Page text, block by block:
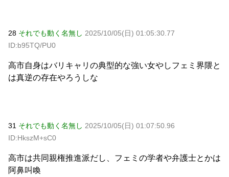
28 それでも動く名無し 2025/10/05(日) 01:05:30.77
ID:b95TQ/PU0
高市自身はバリキャリの典型的な強い女やしフェミ界隈と
は真逆の存在やろうしな
31 それでも動く名無し 2025/10/05(日) 01:07:50.96
ID:HkszM+sC0
高市は共同親権推進派だし、フェミの学者や弁護士とかは
阿鼻叫喚